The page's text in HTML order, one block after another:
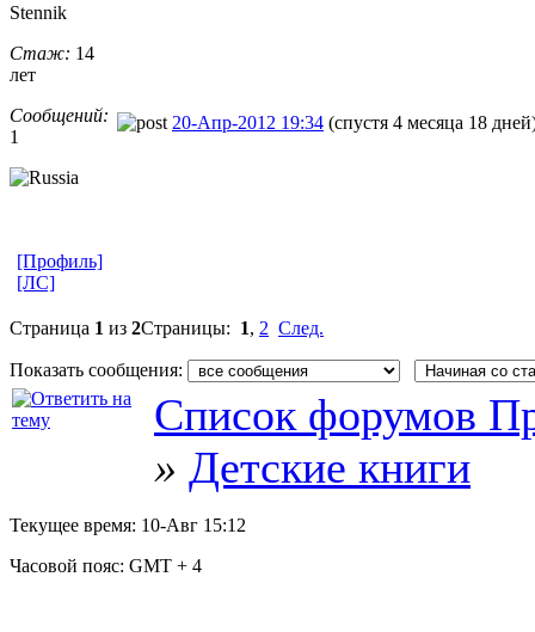
Stennik
Стаж: 14
лет
Сообщений:
1
20-Апр-2012 19:34 (спустя 4 месяца 18
[Профиль]
[ЛС]
Страница 1 из 2Страницы: 1, 2 След.
Показать сообщения:
Список форумов
» Детские книги
Текущее время: 10-Авг 15:12
Часовой пояс: GMT + 4